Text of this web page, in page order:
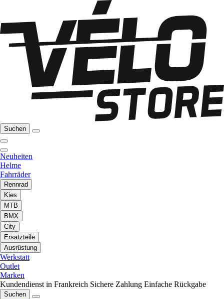
Suchen
Neuheiten
Helme
Fahrräder
Rennrad
Kies
MTB
BMX
City
Ersatzteile
Ausrüstung
Werkstatt
Outlet
Marken
Kundendienst in Frankreich Sichere Zahlung Einfache Rückgabe
Suchen